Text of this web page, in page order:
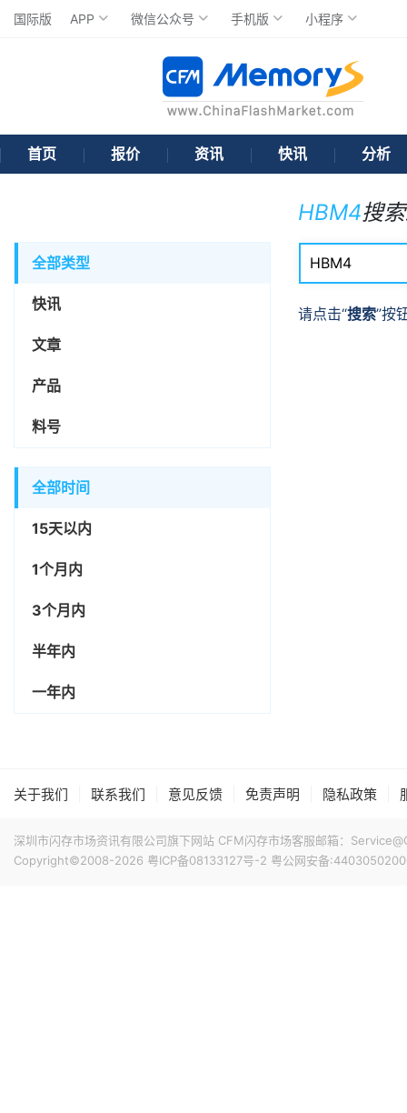
国际版 APP 微信公众号 手机版 小程序
首页 报价 资讯 快讯 分析
全部类型
快讯
文章
产品
料号
全部时间
15天以内
1个月内
3个月内
半年内
一年内
HBM4搜
请点击“搜索”按
关于我们 联系我们 意见反馈 免责声明 隐私政策
深圳市闪存市场资讯有限公司旗下网站 CFM闪存市场客服邮箱：
Copyright©2008-2026 粤ICP备08133127号-2 粤公网安备